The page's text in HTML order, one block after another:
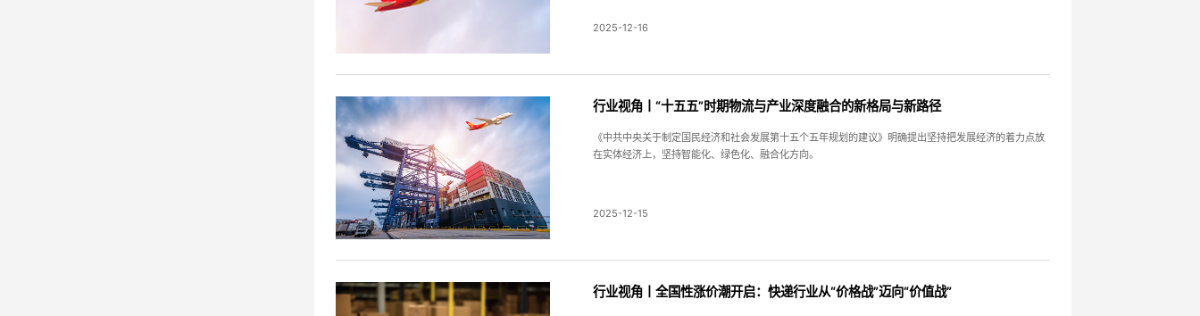
2025-12-16
行业视角丨“十五五”时期物流与产业深度融合的新格局与新路径
《中共中央关于制定国民经济和社会发展第十五个五年规划的建议》明确提出坚持把发展经济的着力点放
在实体经济上，坚持智能化、绿色化、融合化方向。
2025-12-15
行业视角丨全国性涨价潮开启：快递行业从“价格战”迈向“价值战”